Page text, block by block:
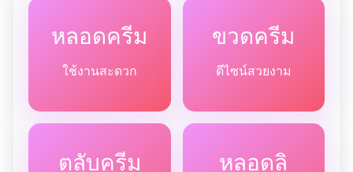
หลอดครีม
ใช้งานสะดวก
ขวดครีม
ดีไซน์สวยงาม
ตลับครีม
หลอดลิ